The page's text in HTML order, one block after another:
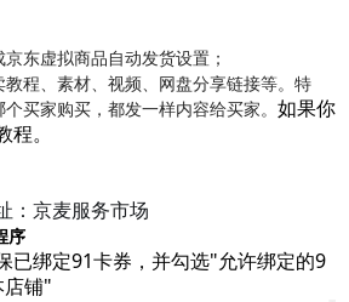
螃蟹自动发货产品手册
东虚拟商品自动发货设置；
程、素材、视频、网盘分享链接等。特
买家购买，都发一样内容给买家。 如果你
。
： 京麦服务市场
序
已绑定91卡券，并勾选"允许绑定的9
店铺"